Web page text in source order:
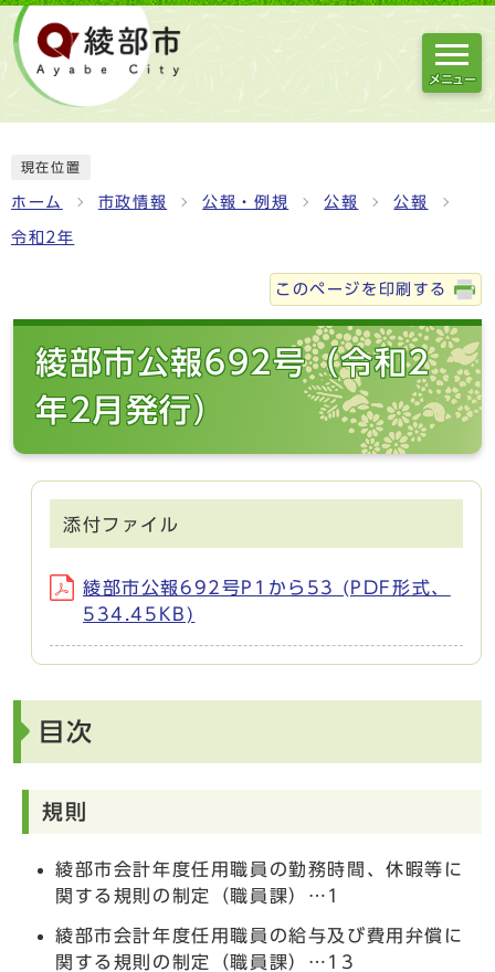
メニュー
現在位置
ホーム 市政情報 公報・例規 公報 公報
令和2年
このページを印刷する
綾部市公報692号（令和2
年2月発行）
添付ファイル
綾部市公報692号P1から53 (PDF形式、
534.45KB)
目次
規則
綾部市会計年度任用職員の勤務時間、休暇等に
関する規則の制定（職員課）…1
綾部市会計年度任用職員の給与及び費用弁償に
関する規則の制定（職員課）…13